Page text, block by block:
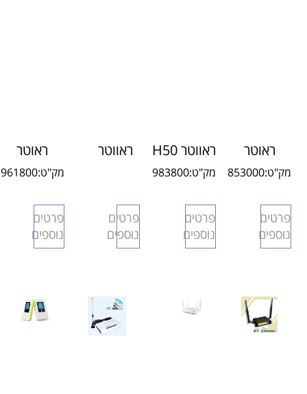
ראוטר
סלולרי
4G
מק"ט:853000
פרטים
נוספים
ראווטר H50
LTE דור 4
מק"ט:983800
פרטים
נוספים
ראווטר
4
פרטים
נוספים
ראוטר
סלולרי
H30 LTE
מק"ט:961800
פרטים
נוספים